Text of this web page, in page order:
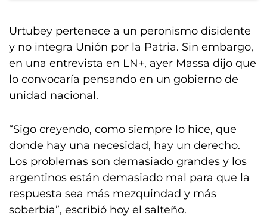
Urtubey pertenece a un peronismo disidente
y no integra Unión por la Patria. Sin embargo,
en una entrevista en LN+, ayer Massa dijo que
lo convocaría pensando en un gobierno de
unidad nacional.
“Sigo creyendo, como siempre lo hice, que
donde hay una necesidad, hay un derecho.
Los problemas son demasiado grandes y los
argentinos están demasiado mal para que la
respuesta sea más mezquindad y más
soberbia”, escribió hoy el salteño.